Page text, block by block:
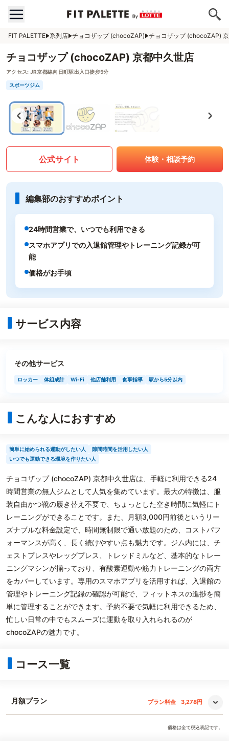
FIT PALETTE 系列店 チョコザップ (chocoZAP) チョコザップ (chocoZAP)
チョコザップ (chocoZAP) 京都中久世店
アクセス: JR京都線向日町駅出入口徒歩5分
スポーツジム
公式サイト 体験・相談予約
編集部のおすすめポイント
24時間営業で、いつでも利用できる
スマホアプリでの入退館管理やトレーニング記録が可
能
価格がお手頃
サービス内容
その他サービス
ロッカー 体組成計 Wi-Fi 他店舗利用 食事指導 駅から5分以内
こんな人におすすめ
簡単に始められる運動がしたい人
隙間時間を活用したい人
いつでも運動できる環境を作りたい人
チョコザップ (chocoZAP) 京都中久世店は、手軽に利用できる24
時間営業の無人ジムとして人気を集めています。最大の特徴は、服
装自由かつ靴の履き替え不要で、ちょっとした空き時間に気軽にト
レーニングができることです。また、月額3,000円前後というリー
ズナブルな料金設定で、時間無制限で通い放題のため、コストパフ
ォーマンスが高く、長く続けやすい点も魅力です。ジム内には、チ
ェストプレスやレッグプレス、トレッドミルなど、基本的なトレー
ニングマシンが揃っており、有酸素運動や筋力トレーニングの両方
をカバーしています。専用のスマホアプリを活用すれば、入退館の
管理やトレーニング記録の確認が可能で、フィットネスの進捗を簡
単に管理することができます。予約不要で気軽に利用できるため、
忙しい日常の中でもスムーズに運動を取り入れられるのが
chocoZAPの魅力です。
コース一覧
月額プラン プラン料金 3,278円
価格は全て税込表記です。